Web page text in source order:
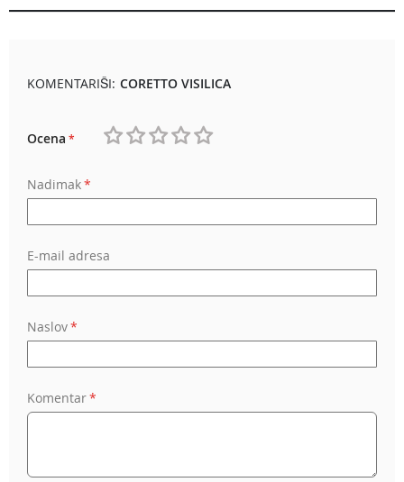
KOMENTARIŠI: CORETTO VISILICA
Ocena
Nadimak
E-mail adresa
Naslov
Komentar